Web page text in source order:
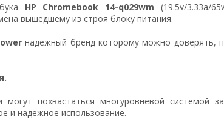
HP Chromebook 14-q029wm (19.5v/3.33a/
вышедшему из строя блоку питания.
надежный бренд которому можно доверять,
могут похвастаться многуровневой
и надежное использование.